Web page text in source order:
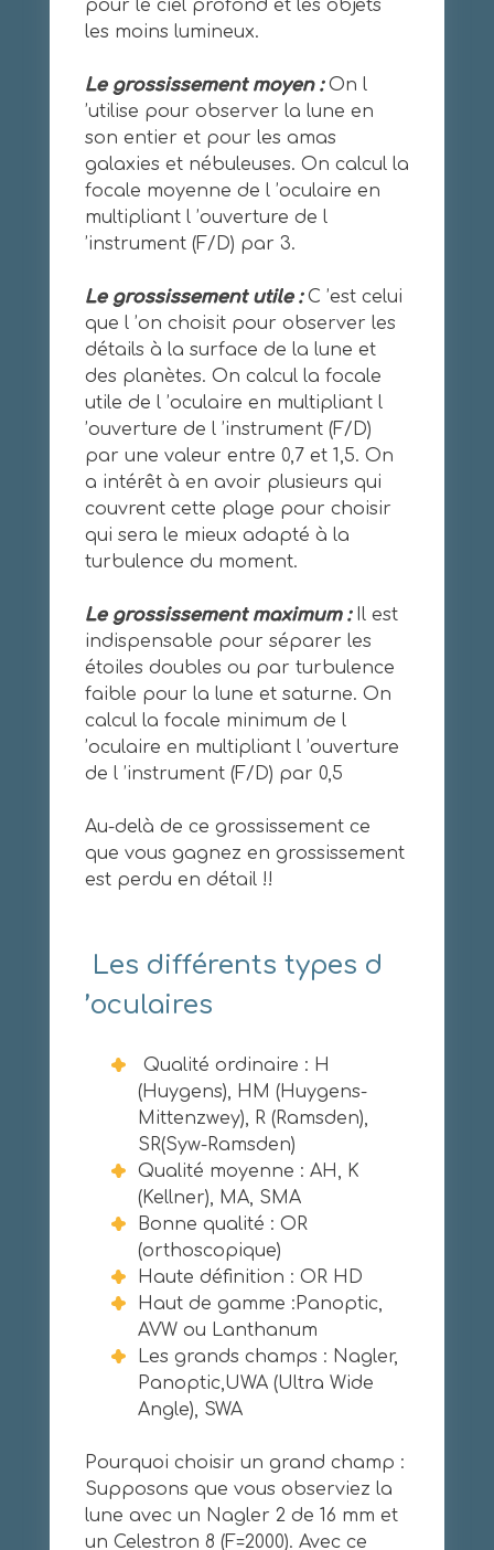
pour le ciel profond et les objets
les moins lumineux.
Le grossissement moyen :On l
’utilise pour observer la lune en
son entier et pour les amas
galaxies et nébuleuses. On calcul la
focale moyenne de l ’oculaire en
multipliant l ’ouverture de l
’instrument (F/D) par 3.
Le grossissement utile : C ’est celui
que l ’on choisit pour observer les
détails à la surface de la lune et
des planètes. On calcul la focale
utile de l ’oculaire en multipliant l
’ouverture de l ’instrument (F/D)
par une valeur entre 0,7 et 1,5. On
a intérêt à en avoir plusieurs qui
couvrent cette plage pour choisir
qui sera le mieux adapté à la
turbulence du moment.
Le grossissement maximum :Il est
indispensable pour séparer les
étoiles doubles ou par turbulence
faible pour la lune et saturne. On
calcul la focale minimum de l
’oculaire en multipliant l ’ouverture
de l ’instrument (F/D) par 0,5
Au-delà de ce grossissement ce
que vous gagnez en grossissement
est perdu en détail !!
Les différents types d
’oculaires
Qualité ordinaire : H
(Huygens), HM (Huygens-
Mittenzwey), R (Ramsden),
SR(Syw-Ramsden)
Qualité moyenne : AH, K
(Kellner), MA, SMA
Bonne qualité : OR
(orthoscopique)
Haute définition : OR HD
Haut de gamme :Panoptic,
AVW ou Lanthanum
Les grands champs : Nagler,
Panoptic,UWA (Ultra Wide
Angle), SWA
Pourquoi choisir un grand champ :
Supposons que vous observiez la
lune avec un Nagler 2 de 16 mm et
un Celestron 8 (F=2000). Avec ce